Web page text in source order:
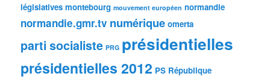
législatives montebourg mouvement européen normandie
normandie.gmr.tv numérique omerta
parti socialiste PRG présidentielles
présidentielles 2012 PS République